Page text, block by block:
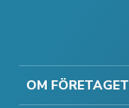
OM FÖRETAGET